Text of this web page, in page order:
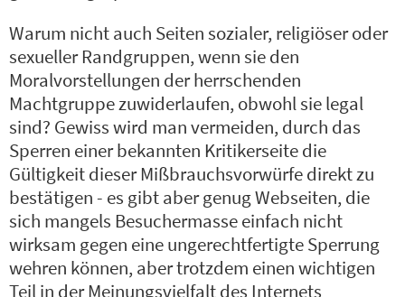
Warum nicht auch Seiten sozialer, religiöser oder
sexueller Randgruppen, wenn sie den
Moralvorstellungen der herrschenden
Machtgruppe zuwiderlaufen, obwohl sie legal
sind? Gewiss wird man vermeiden, durch das
Sperren einer bekannten Kritikerseite die
Gültigkeit dieser Mißbrauchsvorwürfe direkt zu
bestätigen - es gibt aber genug Webseiten, die
sich mangels Besuchermasse einfach nicht
wirksam gegen eine ungerechtfertigte Sperrung
wehren können, aber trotzdem einen wichtigen
Teil in der Meinungsvielfalt des Internets